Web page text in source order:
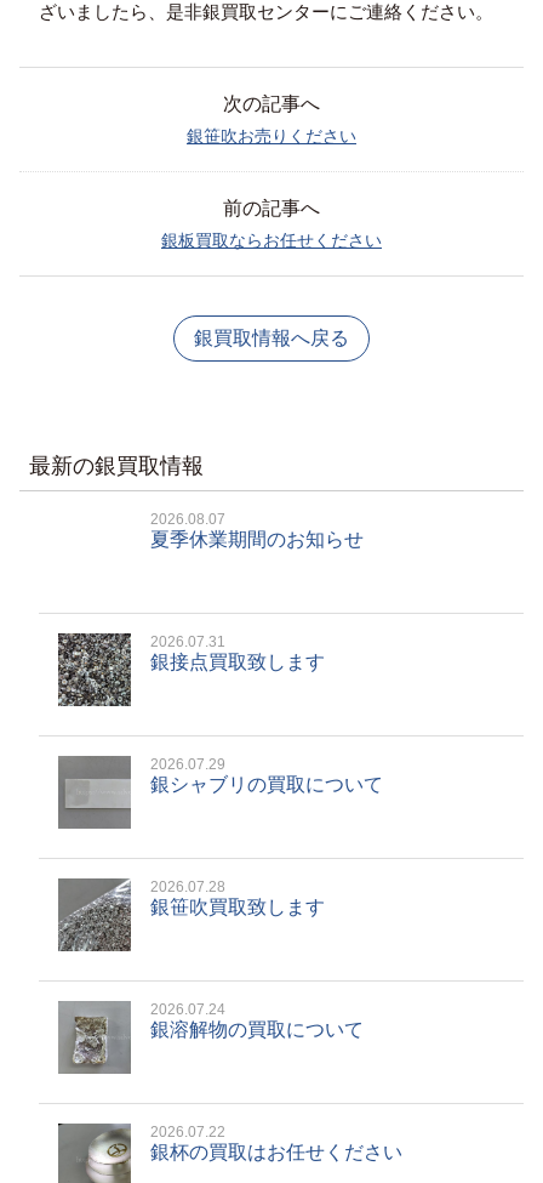
ざいましたら、是非銀買取センターにご連絡ください。
次の記事へ
銀笹吹お売りください
前の記事へ
銀板買取ならお任せください
銀買取情報へ戻る
最新の銀買取情報
2026.08.07
夏季休業期間のお知らせ
2026.07.31
銀接点買取致します
2026.07.29
銀シャブリの買取について
2026.07.28
銀笹吹買取致します
2026.07.24
銀溶解物の買取について
2026.07.22
銀杯の買取はお任せください